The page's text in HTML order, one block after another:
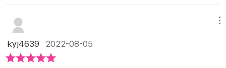
었고, ㅇ에는 스마일 모양을 넣었어요. '콩' 글자의 동글동글한 모
양새가 콩을 생각나게도 해요. ㅇ에 들어간 미소가 이 책의 주제
를 잘 담고 있어요.질문 1: 어떤 사람이 멋져 보이나요?책을 읽기
전, 제목을 보고 이야기해볼까요? '당신은 어떤 사람이 멋져 보이
른 사람이나보다 잘나보여도 그건 외모일 뿐,자기 자신의 자존감
을 키우는 방법을 알려주는 책입니다. 본 서평은 해당 출판사로부
kyj4639 2022-08-05